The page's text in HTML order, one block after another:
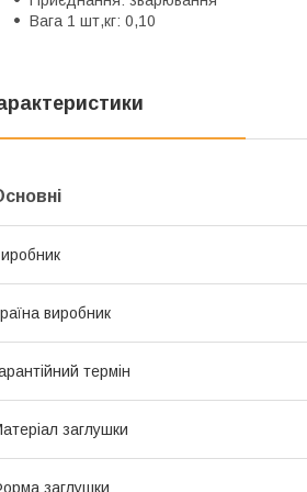
Вага 1 шт,кг: 0,10
виробник
термін
заглушки
заглушки